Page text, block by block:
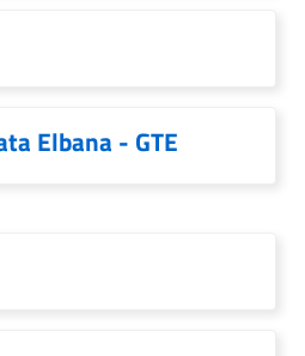
Elbana - GTE